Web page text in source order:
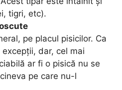
tigri, etc).
pe placul pisicilor. Ca
dar, cel mai
ar fi o pisică nu se
pe care nu-l